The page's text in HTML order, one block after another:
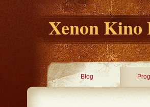
Xenon Kino
Blog